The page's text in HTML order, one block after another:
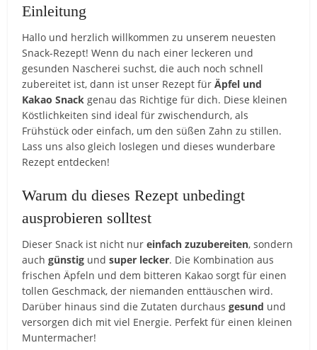
Einleitung
Hallo und herzlich willkommen zu unserem neuesten
Snack-Rezept! Wenn du nach einer leckeren und
gesunden Nascherei suchst, die auch noch schnell
zubereitet ist, dann ist unser Rezept fürÄpfel und
Kakao Snack genau das Richtige für dich. Diese kleinen
Köstlichkeiten sind ideal für zwischendurch, als
Frühstück oder einfach, um den süßen Zahn zu stillen.
Lass uns also gleich loslegen und dieses wunderbare
Rezept entdecken!
Warum du dieses Rezept unbedingt
ausprobieren solltest
Dieser Snack ist nicht nureinfach zuzubereiten, sondern
auchgünstig undsuper lecker. Die Kombination aus
frischen Äpfeln und dem bitteren Kakao sorgt für einen
tollen Geschmack, der niemanden enttäuschen wird.
Darüber hinaus sind die Zutaten durchausgesund und
versorgen dich mit viel Energie. Perfekt für einen kleinen
Muntermacher!